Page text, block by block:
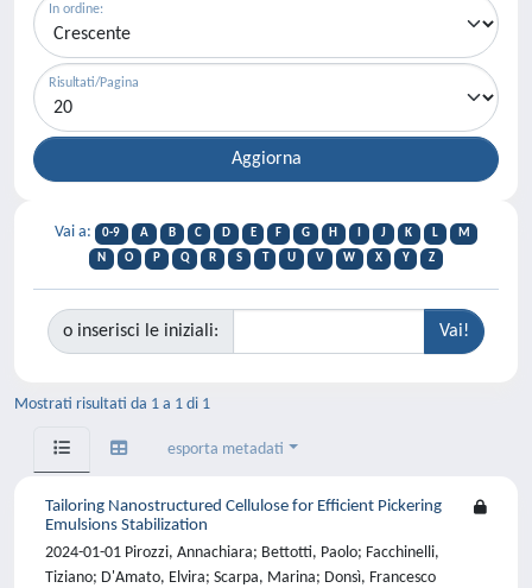
In ordine:
Risultati/Pagina
Vai a: 0-9 A B C D E F G H J K L
M
N
O P Q R S T U V W X Y Z
o inserisci le iniziali:
Mostrati risultati da 1 a 1 di 1
esporta metadati
Tailoring Nanostructured Cellulose for Efficient Pickering
Emulsions Stabilization
2024-01-01 Pirozzi, Annachiara; Bettotti, Paolo; Facchinelli,
Tiziano; D'Amato, Elvira; Scarpa, Marina; Donsì, Francesco